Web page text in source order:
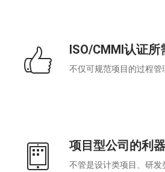
ISO/CMMI认证所
不仅可规范项目的过程管
项目型公司的利器
不管是设计类项目、研